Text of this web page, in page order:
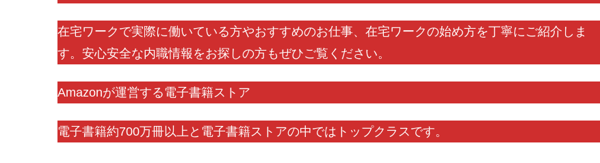
在宅ワークで実際に働いている方やおすすめのお仕事、在宅ワークの始め方を丁寧にご紹介しま
す。安心安全な内職情報をお探しの方もぜひご覧ください。
Amazonが運営する電子書籍ストア
電子書籍約700万冊以上と電子書籍ストアの中ではトップクラスです。